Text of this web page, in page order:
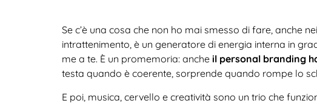
Se c’è una cosa che non ho mai smesso di fare, anche
intrattenimento, è un generatore di energia interna in
me a te. È un promemoria: anche il personal branding
testa quando è coerente, sorprende quando rompe lo
E poi, musica, cervello e creatività sono un trio che